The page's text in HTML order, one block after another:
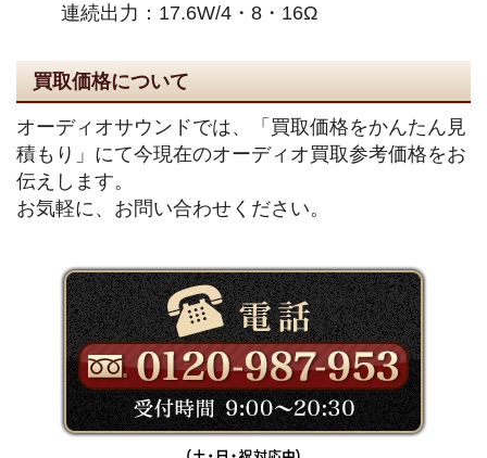
連続出力：17.6W/4・8・16Ω
買取価格について
オーディオサウンドでは、「買取価格をかんたん見
積もり」にて今現在のオーディオ買取参考価格をお
伝えします。
お気軽に、お問い合わせください。